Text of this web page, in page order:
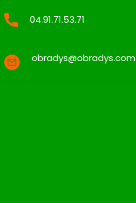
04.91.71.53.71
obradys@obradys.com